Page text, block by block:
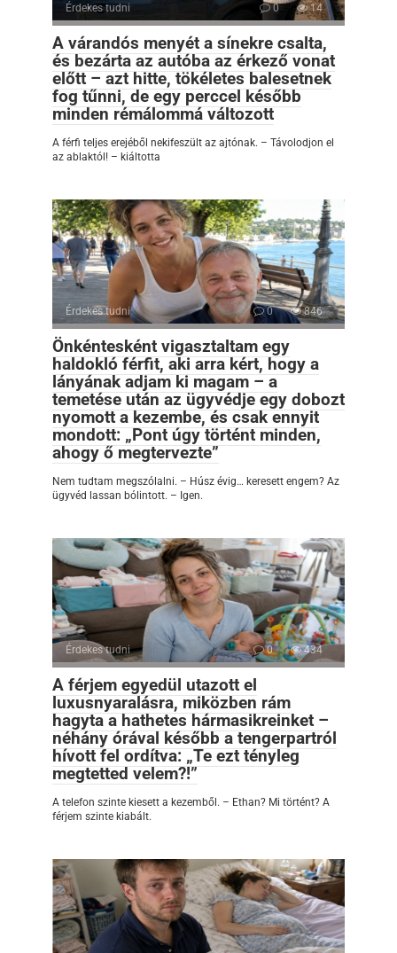
Érdekes tudni 0 14
A várandós menyét a sínekre csalta,
és bezárta az autóba az érkező vonat
előtt – azt hitte, tökéletes balesetnek
fog tűnni, de egy perccel később
minden rémálommá változott
A férfi teljes erejéből nekifeszült az ajtónak. – Távolodjon el
az ablaktól! – kiáltotta
Érdekes tudni 0 846
Önkéntesként vigasztaltam egy
haldokló férfit, aki arra kért, hogy a
lányának adjam ki magam – a
temetése után az ügyvédje egy dobozt
nyomott a kezembe, és csak ennyit
mondott: „Pont úgy történt minden,
ahogy ő megtervezte”
Nem tudtam megszólalni. – Húsz évig… keresett engem? Az
ügyvéd lassan bólintott. – Igen.
Érdekes tudni 0 434
A férjem egyedül utazott el
luxusnyaralásra, miközben rám
hagyta a hathetes hármasikreinket –
néhány órával később a tengerpartról
hívott fel ordítva: „Te ezt tényleg
megtetted velem?!”
A telefon szinte kiesett a kezemből. – Ethan? Mi történt? A
férjem szinte kiabált.